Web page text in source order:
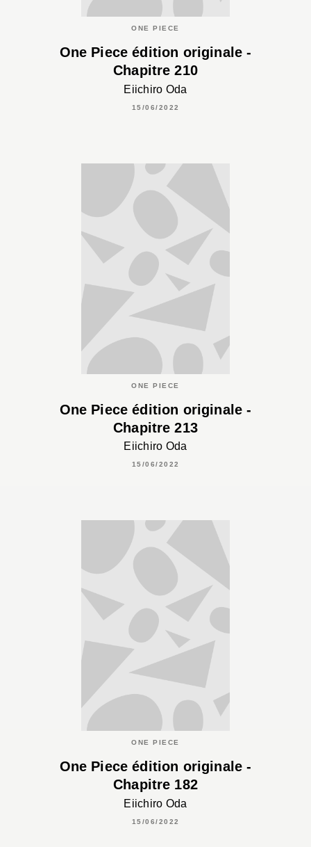
ONE PIECE
One Piece édition originale -
Chapitre 210
Eiichiro Oda
15/06/2022
ONE PIECE
One Piece édition originale -
Chapitre 213
Eiichiro Oda
15/06/2022
ONE PIECE
One Piece édition originale -
Chapitre 182
Eiichiro Oda
15/06/2022